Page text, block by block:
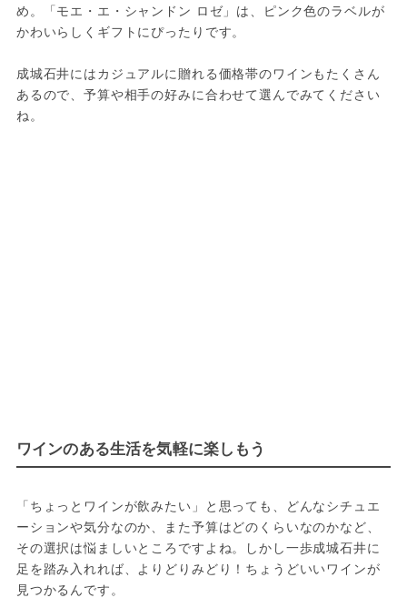
め。「モエ・エ・シャンドン ロゼ」は、ピンク色のラベルが
かわいらしくギフトにぴったりです。
成城石井にはカジュアルに贈れる価格帯のワインもたくさん
あるので、予算や相手の好みに合わせて選んでみてください
ね。
ワインのある生活を気軽に楽しもう
「ちょっとワインが飲みたい」と思っても、どんなシチュエ
ーションや気分なのか、また予算はどのくらいなのかなど、
その選択は悩ましいところですよね。しかし一歩成城石井に
足を踏み入れれば、よりどりみどり！ちょうどいいワインが
見つかるんです。